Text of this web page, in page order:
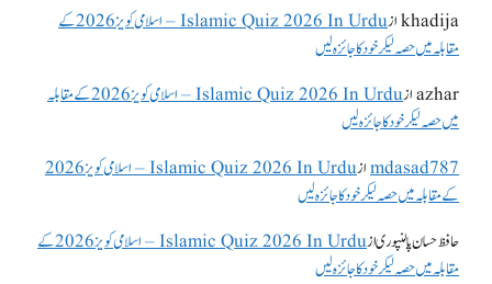
khadijaاز
Islamic Quiz 2026 In Urdu – اسلامی کویز 2026 کے
مقابلہ میں حصہ لیکر خود کا جائزہ لیں
azharاز
Islamic Quiz 2026 In Urdu – اسلامی کویز 2026 کے مقابلہ
میں حصہ لیکر خود کا جائزہ لیں
mdasad787از
Islamic Quiz 2026 In Urdu – اسلامی کویز 2026
کے مقابلہ میں حصہ لیکر خود کا جائزہ لیں
حافظ حسان پالنپوریاز
Islamic Quiz 2026 In Urdu – اسلامی کویز 2026 کے
مقابلہ میں حصہ لیکر خود کا جائزہ لیں